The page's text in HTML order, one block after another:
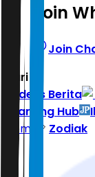
Join
Join
Hari ini
Indeks Berita
Learning Hub
Home
Zodiak